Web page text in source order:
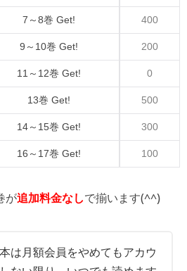
7～8巻 Get! 400
9～10巻 Get! 200
11～12巻 Get! 0
13巻 Get! 500
14～15巻 Get! 300
16～17巻 Get! 100
が追加料金なしで揃います(^^)
は月額会員をやめてもアカウ